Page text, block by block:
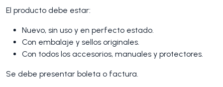
El producto debe estar:
Nuevo, sin uso y en perfecto estado.
Con embalaje y sellos originales.
Con todos los accesorios, manuales y protectores.
Se debe presentar boleta o factura.